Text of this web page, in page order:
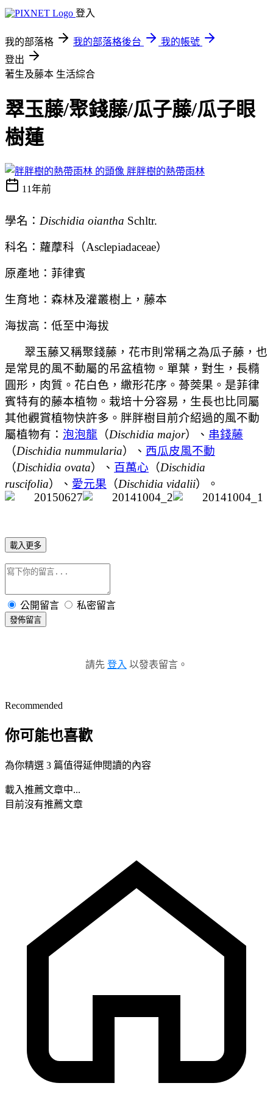
登入
我的部落格 我的部落格後台
我的帳號
登出
著生及藤本 生活綜合
翠玉藤/聚錢藤/瓜子藤/瓜子眼
樹蓮
胖胖樹的熱帶雨林
11年前
學名： Dischidia oiantha Schltr.
科名：蘿藦科（Asclepiadaceae）
原產地：菲律賓
生育地：森林及灌叢樹上，藤本
海拔高：低至中海拔
翠玉藤又稱聚錢藤，花市則常稱之為瓜子藤，也
是常見的風不動屬的吊盆植物。單葉，對生，長橢
圓形，肉質。 花白色，繖形花序。蓇葖果。 是菲律
賓特有的藤本植物。 栽培十分容易，生長也比同屬
其他觀賞植物快許多。胖胖樹目前介紹過的風不動
屬植物有： 泡泡龍 （Dischidia major）、 串錢藤
（Dischidia nummularia）、 西瓜皮風不動
（Dischidia ovata）、 百萬心 （Dischidia
ruscifolia）、 愛元果 （Dischidia vidalii）。
載入更多
公開留言 私密留言
發佈留言
請先 登入 以發表留言。
Recommended
你可能也喜歡
為你精選 3 篇值得延伸閱讀的內容
載入推薦文章中...
目前沒有推薦文章